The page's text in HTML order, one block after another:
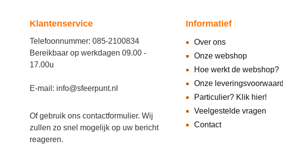
Klantenservice
Telefoonnummer: 085-2100834
Bereikbaar op werkdagen 09.00 -
17.00u
E-mail: info@sfeerpunt.nl
Of gebruik ons contactformulier. Wij
zullen zo snel mogelijk op uw bericht
reageren.
Informatief
Over ons
Onze webshop
Hoe werkt de webshop?
Onze
Particulier? Klik hier!
Veelgestelde vragen
Contact